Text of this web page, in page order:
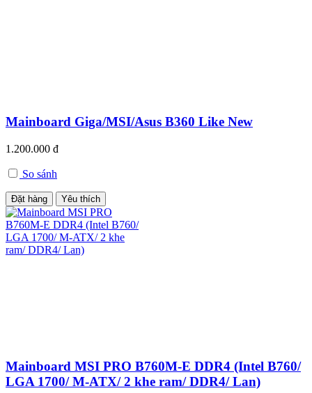
Mainboard Giga/MSI/Asus B360 Like New
1.200.000 đ
So sánh
Đặt hàng Yêu thích
Mainboard MSI PRO B760M-E DDR4 (Intel B760/
LGA 1700/ M-ATX/ 2 khe ram/ DDR4/ Lan)